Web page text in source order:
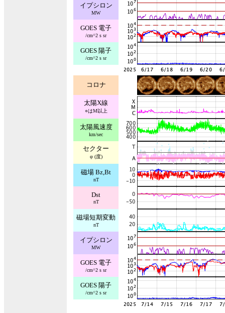
イプシロン
MW
GOES 電子
/cm^2 s sr
GOES 陽子
/cm^2 s sr
コロナ
太陽X線
○はM以上
太陽風速度
km/sec
セクター
φ (度)
磁場 Bz,Bt
nT
Dst
nT
磁場短期変動
nT
イプシロン
MW
GOES 電子
/cm^2 s sr
GOES 陽子
/cm^2 s sr